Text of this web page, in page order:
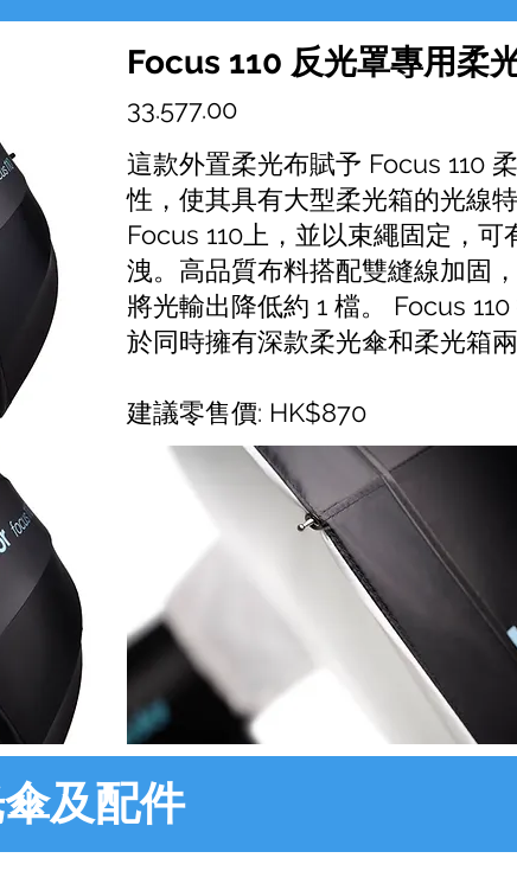
Focus 110 反光罩專用柔
33.577.00
這款外置柔光布賦予 Focus 110
性，使其具有大型柔光箱的光線
Focus 110上，並以束繩固定，
洩。高品質布料搭配雙縫線加固
將光輸出降低約 1 檔。 Focus
於同時擁有深款柔光傘和柔光箱兩
建議零售價: HK$870
及配件